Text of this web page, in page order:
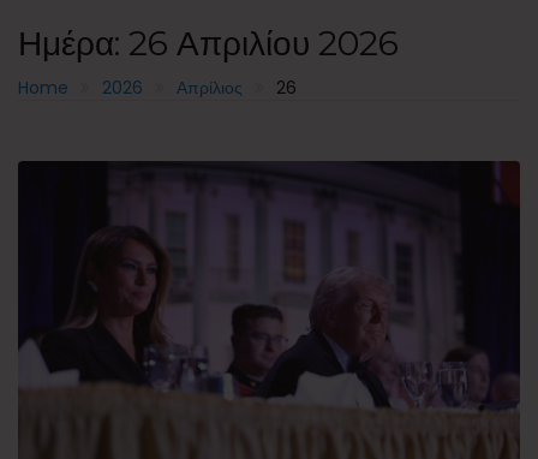
Ημέρα: 26 Απριλίου 2026
Home 2026 Απρίλιος 26